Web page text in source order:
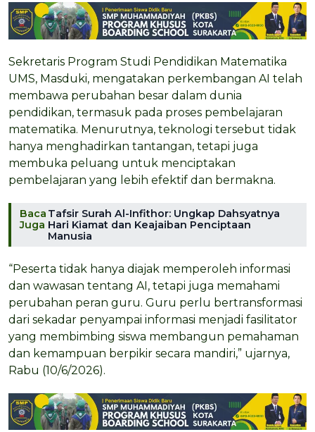
Sekretaris Program Studi Pendidikan Matematika
UMS, Masduki, mengatakan perkembangan AI telah
membawa perubahan besar dalam dunia
pendidikan, termasuk pada proses pembelajaran
matematika. Menurutnya, teknologi tersebut tidak
hanya menghadirkan tantangan, tetapi juga
membuka peluang untuk menciptakan
pembelajaran yang lebih efektif dan bermakna.
Baca
Juga
Tafsir Surah Al-Infithor: Ungkap Dahsyatnya
Hari Kiamat dan Keajaiban Penciptaan
Manusia
“Peserta tidak hanya diajak memperoleh informasi
dan wawasan tentang AI, tetapi juga memahami
perubahan peran guru. Guru perlu bertransformasi
dari sekadar penyampai informasi menjadi fasilitator
yang membimbing siswa membangun pemahaman
dan kemampuan berpikir secara mandiri,” ujarnya,
Rabu (10/6/2026).